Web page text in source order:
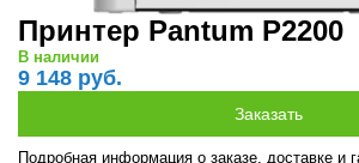
Принтер Pantum P2200
В наличии
9 148 руб.
Подробная информация о заказе, доставке и